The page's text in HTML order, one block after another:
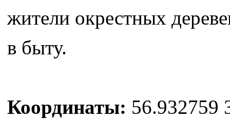
жители окрестных
в быту.
Координаты: 56.932759